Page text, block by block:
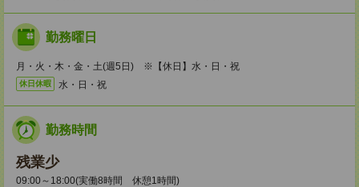
勤務曜日
月・火・木・金・土(週5日) ※【休日】水・日・祝
休日休暇 水・日・祝
勤務時間
残業少
09:00～18:00(実働8時間 休憩1時間)